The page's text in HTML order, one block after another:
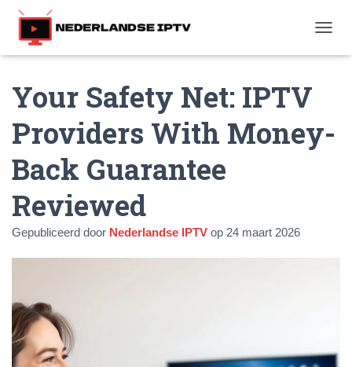
O
N
Your Safety Net: IPTV
Providers With Money-
Back Guarantee
Reviewed
Gepubliceerd door Nederlandse IPTV op 24 maart 2026